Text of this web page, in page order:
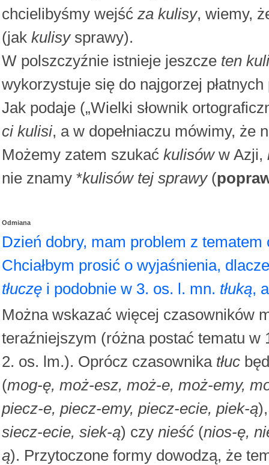
chcielibyśmy wejść za kulisy, wiemy,
(jak kulisysprawy).
W polszczyźnie istnieje jeszcze ten
wykorzystuje się do najgorzej płatnych
Jak podaje („Wielki słownik
ci kulisi, a w dopełniaczu mówimy, że
Możemy zatem szukać kulisóww Azji,
nie znamy *kulisów tej sprawy(
Odmiana
Dzień dobry, mam problem z
Chciałbym prosić o wyjaśnienia,
tłuczę i podobnie w 3. os. l. mn. tłuką,
Można wskazać więcej czasowników
teraźniejszym (różna postać tematu
2. os. lm.). Oprócz czasownika tłuc
(mog-ę, moż-esz, moż-e, moż-emy,
piecz-e, piecz-emy, piecz-ecie, piek-ą
siecz-ecie, siek-ą) czy nieść (nios-ę,
ą). Przytoczone formy dowodzą, że